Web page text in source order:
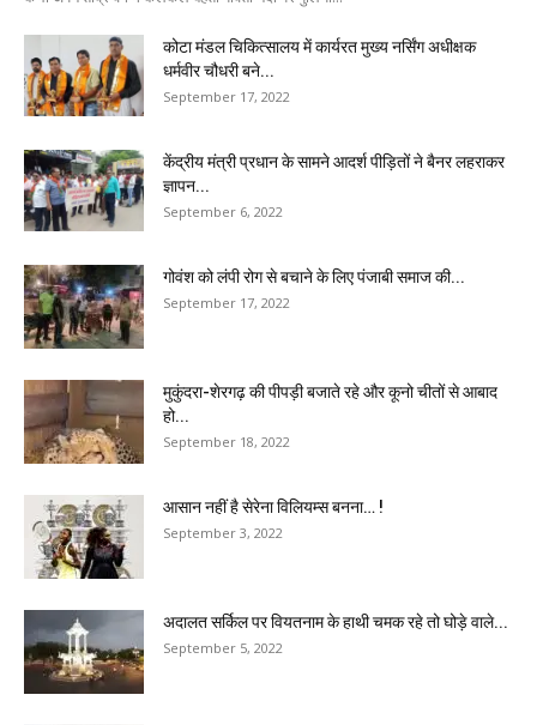
कोटा मंडल चिकित्सालय में कार्यरत मुख्य नर्सिंग अधीक्षक
धर्मवीर चौधरी बने...
September 17, 2022
केंद्रीय मंत्री प्रधान के सामने आदर्श पीड़ितों ने बैनर लहराकर
ज्ञापन...
September 6, 2022
गोवंश को लंपी रोग से बचाने के लिए पंजाबी समाज की...
September 17, 2022
मुकुंदरा-शेरगढ़ की पीपड़ी बजाते रहे और कूनो चीतों से आबाद
हो...
September 18, 2022
आसान नहीं है सेरेना विलियम्स बनना… !
September 3, 2022
अदालत सर्किल पर वियतनाम के हाथी चमक रहे तो घोड़े वाले...
September 5, 2022